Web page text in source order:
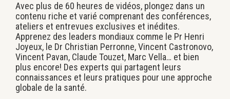
Avec plus de 60 heures de vidéos, plongez dans un
contenu riche et varié comprenant des conférences,
ateliers et entrevues exclusives et inédites.
Apprenez des leaders mondiaux comme le Pr Henri
Joyeux, le Dr Christian Perronne, Vincent Castronovo,
Vincent Pavan, Claude Touzet, Marc Vella… et bien
plus encore! Des experts qui partagent leurs
connaissances et leurs pratiques pour une approche
globale de la santé.